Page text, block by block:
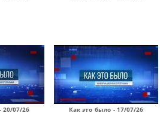
20/07/26 Как это было - 17/07/26